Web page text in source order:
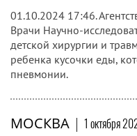
01.10.2024 17:46.
Врачи Научно-
детской хирургии и
ребенка кусочки еды,
пневмонии.
МОСКВА | 1 октября